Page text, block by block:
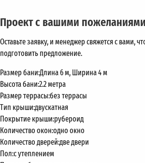
Проект с вашими пожеланиями
Оставьте заявку, и менеджер свяжется с вами,
подготовить предложение.
Размер бани:Длина 6 м, Ширина 4 м
Высота бани:2.2 метра
Размер террасы:без террасы
Тип крыши:двускатная
Покрытие крыши:рубероид
Количество окон:одно окно
Количество дверей:две двери
Пол:с утеплением